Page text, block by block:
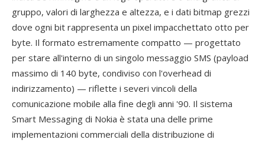
gruppo, valori di larghezza e altezza, e i dati bitmap grezzi
dove ogni bit rappresenta un pixel impacchettato otto per
byte. Il formato estremamente compatto — progettato
per stare all'interno di un singolo messaggio SMS (payload
massimo di 140 byte, condiviso con l'overhead di
indirizzamento) — riflette i severi vincoli della
comunicazione mobile alla fine degli anni '90. Il sistema
Smart Messaging di Nokia è stata una delle prime
implementazioni commerciali della distribuzione di